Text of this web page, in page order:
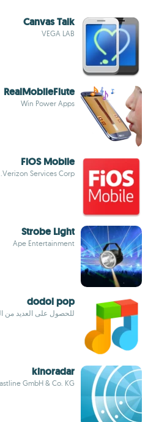
Canvas Talk
VEGA LAB
RealMobileFlute
Win Power Apps
FiOS Mobile
Verizon Services Corp.
Strobe Light
Ape Entertainment
dodol pop
للحصول على العديد من
kinoradar
GmbH & Co. KG